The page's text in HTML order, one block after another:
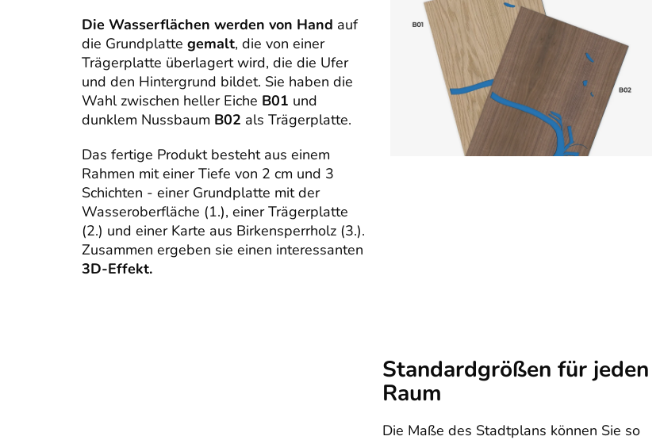
Die Wasserflächen werden von Hand auf
die Grundplatte gemalt, die von einer
Trägerplatte überlagert wird, die die Ufer
und den Hintergrund bildet. Sie haben die
Wahl zwischen heller Eiche B01 und
dunklem Nussbaum B02 als Trägerplatte.
Das fertige Produkt besteht aus einem
Rahmen mit einer Tiefe von 2 cm und 3
Schichten - einer Grundplatte mit der
Wasseroberfläche (1.), einer Trägerplatte
(2.) und einer Karte aus Birkensperrholz (3.).
Zusammen ergeben sie einen interessanten
3D-Effekt.
Standardgrößen für jeden
Raum
Die Maße des Stadtplans können Sie so